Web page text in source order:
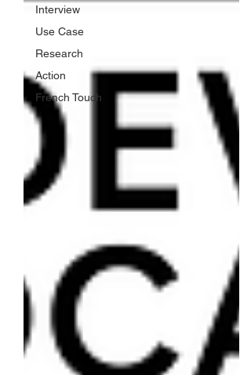
Interview
Use Case
Research
Action
French Touch